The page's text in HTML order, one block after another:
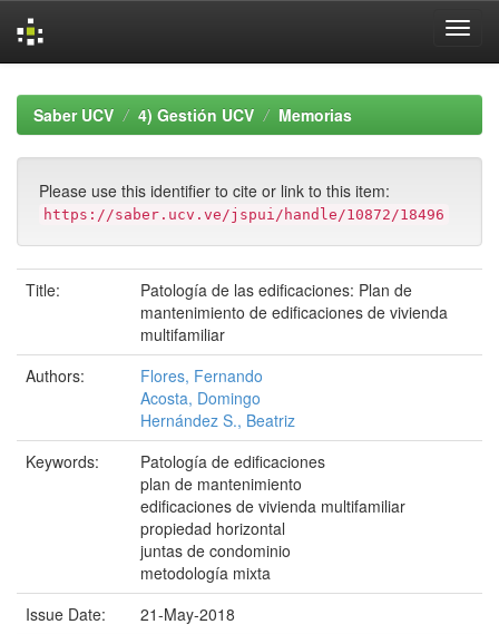
navigationSaber UCV 4) Gestión UCV Memorias
Please use this identifier to cite or link to this item:
https://saber.ucv.ve/jspui/handle/10872/18496
Title:
Patología de las edificaciones: Plan de
mantenimiento de edificaciones de vivienda
multifamiliar
Authors:
Flores, Fernando
Acosta, Domingo
Hernández S., Beatriz
Keywords:
Patología de edificaciones
plan de mantenimiento
edificaciones de vivienda multifamiliar
propiedad horizontal
juntas de condominio
metodología mixta
Issue Date:
21-May-2018